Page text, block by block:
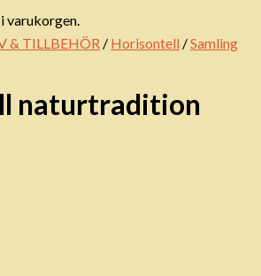
varukorgen.
& TILLBEHÖR / Horisontell /Samling
naturtradition